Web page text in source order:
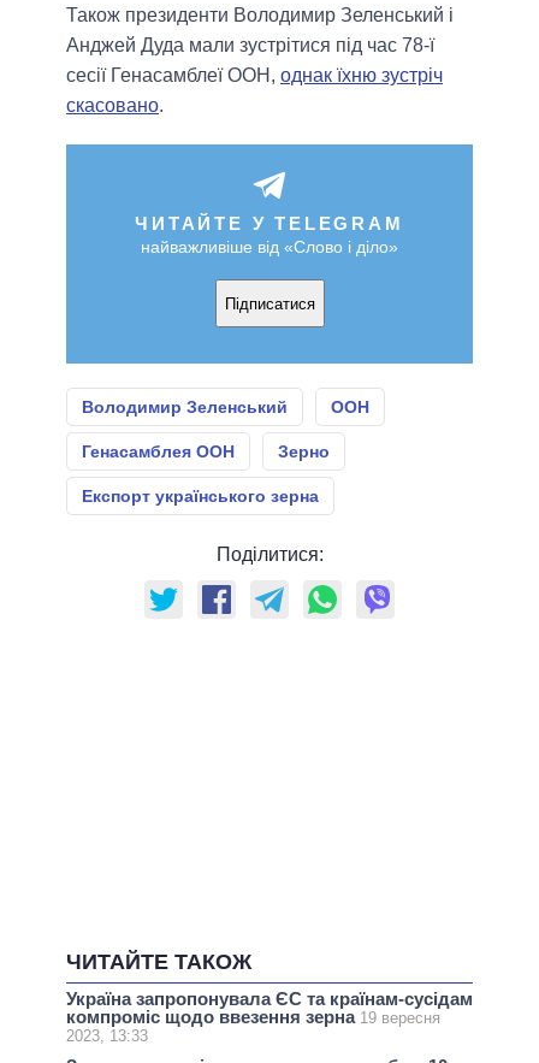
Також президенти Володимир Зеленський і
Анджей Дуда мали зустрітися під час 78-ї
сесії Генасамблеї ООН, однак їхню зустріч
скасовано.
ЧИТАЙТЕ У TELEGRAM
найважливіше від «Слово і діло»
Підписатися
Володимир Зеленський ООН
Генасамблея ООН Зерно
Експорт українського зерна
Поділитися:
ЧИТАЙТЕ ТАКОЖ
Україна запропонувала ЄС та країнам-сусідам
компроміс щодо ввезення зерна 19 вересня
2023, 13:33